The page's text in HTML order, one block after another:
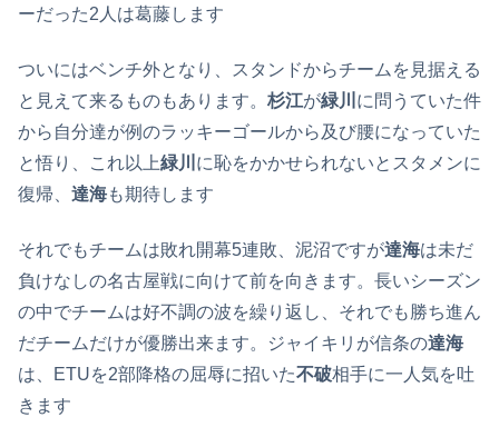
ーだった2人は葛藤します
ついにはベンチ外となり、スタンドからチームを見据える
と見えて来るものもあります。 杉江が緑川 に問うていた件
から自分達が例のラッキーゴールから及び腰になっていた
と悟り、これ以上緑川 に恥をかかせられないとスタメンに
復帰、 達海も期待します
それでもチームは敗れ開幕5連敗、泥沼ですが達海は未だ
負けなしの名古屋戦に向けて前を向きます。長いシーズン
の中でチームは好不調の波を繰り返し、それでも勝ち進ん
だチームだけが優勝出来ます。ジャイキリが信条の達海
は、ETUを2部降格の屈辱に招いた不破相手に一人気を吐
きます